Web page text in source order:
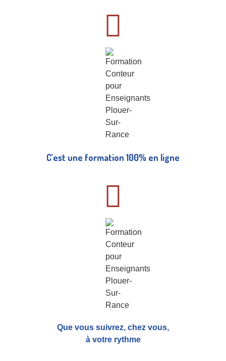
C’est une formation 100% en ligne
Que vous suivrez, chez vous,
à votre rythme